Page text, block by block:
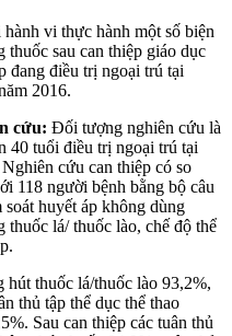
vi thực hành một số biện
thuốc sau can thiệp giáo dục
đang điều trị ngoại trú tại
2016.
cứu: Đối tượng nghiên cứu là
40 tuổi điều trị ngoại trú tại
cứu can thiệp có so
118 người bệnh bằng bộ câu
huyết áp không dùng
thuốc lá/ thuốc lào, chế độ thể
hút thuốc lá/thuốc lào 93,2%,
thủ tập thể dục thể thao
Sau can thiệp các tuân thủ